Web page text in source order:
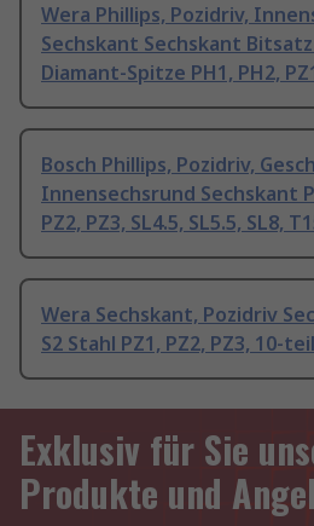
Wera Phillips, Pozidriv,
Sechskant Sechskant
Diamant-Spitze PH1, PH2,
Bosch Phillips, Pozidriv,
Innensechsrund Sechskant
PZ2, PZ3, SL4.5, SL5.5, SL8,
Wera Sechskant, Pozidriv
S2 Stahl PZ1, PZ2, PZ3, 10-
Exklusiv für Sie
Produkte und